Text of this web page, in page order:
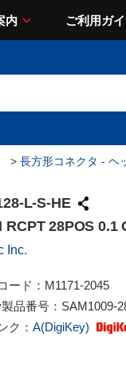
内 ご利用ガ
> 長方形コネクタ - ヘ
L-S-HE
RCPT 28POS 0.1
Inc.
ード： M1171-2045
品番号： SAM1009-
ク： A(DigiKey)